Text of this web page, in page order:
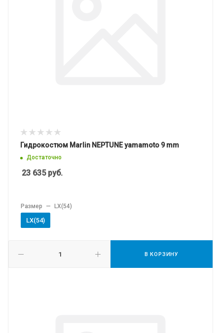
Гидрокостюм Marlin NEPTUNE yamamoto 9 mm
Достаточно
23 635руб.
В КОРЗИНУ
Размер — LХ(54)
LХ(54)